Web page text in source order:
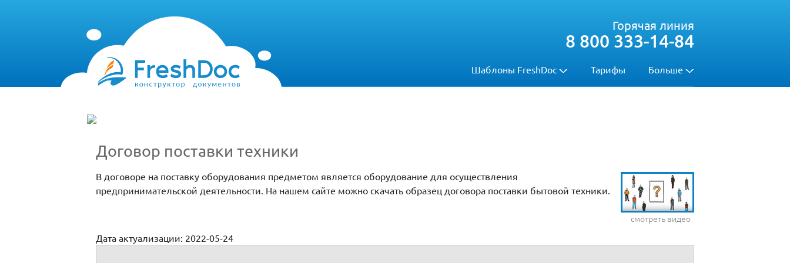
Шаблоны FreshDoc Тарифы Больше
Горячая линия
8 800 333-14-84
Договор поставки техники
смотреть видео
В договоре на поставку оборудования предметом является оборудование для осуществления
предпринимательской деятельности. На нашем сайте можно скачать образец договора поставки бытовой техники.
Дата актуализации: 2022-05-24